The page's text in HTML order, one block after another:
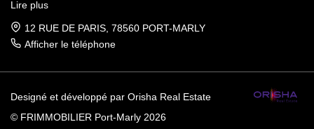
Lire plus
12 RUE DE PARIS, 78560 PORT-MARLY
Afficher le téléphone
Designé et développé par Orisha Real Estate
© FRIMMOBILIER Port-Marly 2026